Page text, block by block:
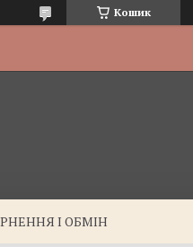
Кошик
І ОБМІН